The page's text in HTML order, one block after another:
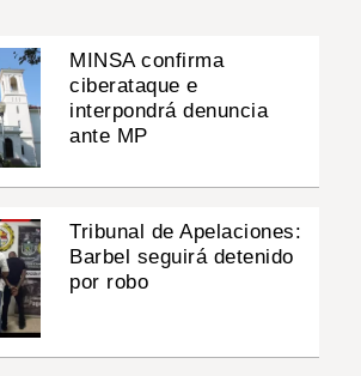
MINSA confirma
ciberataque e
interpondrá denuncia
ante MP
Tribunal de Apelaciones:
Barbel seguirá detenido
por robo